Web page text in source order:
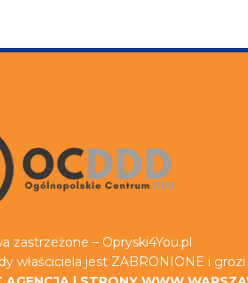
zastrzeżone – Opryski4You.pl
właściciela jest ZABRONIONE i